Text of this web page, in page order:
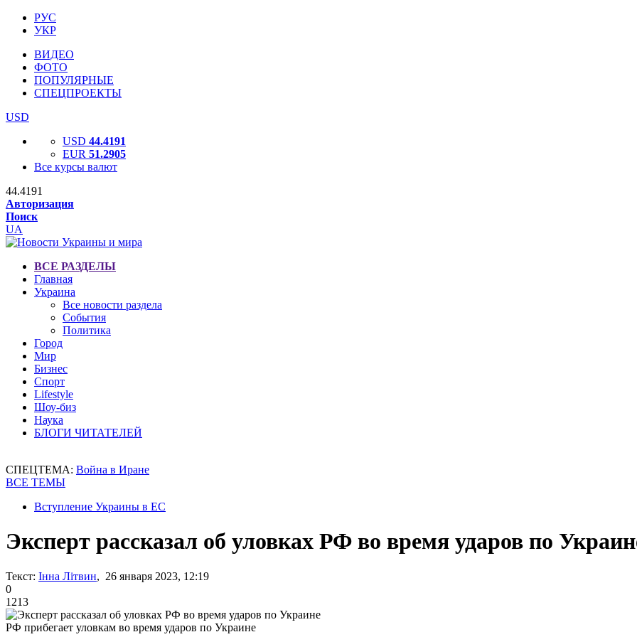
РУС
УКР
ВИДЕО
ФОТО
ПОПУЛЯРНЫЕ
СПЕЦПРОЕКТЫ
USD
USD 44.4191
EUR 51.2905
Все курсы валют
44.4191
Авторизация
Поиск
UA
ВСЕ РАЗДЕЛЫ
Главная
Украина
Все новости раздела
События
Политика
Город
Мир
Бизнес
Спорт
Lifestyle
Шоу-биз
Наука
БЛОГИ ЧИТАТЕЛЕЙ
СПЕЦТЕМА: Война в Иране
ВСЕ ТЕМЫ
Вступление Украины в ЕС
Эксперт рассказал об уловках РФ во время ударов по
Текст: Інна Літвин, 26 января 2023, 12:19
0
1213
РФ прибегает уловкам во время ударов по Украине